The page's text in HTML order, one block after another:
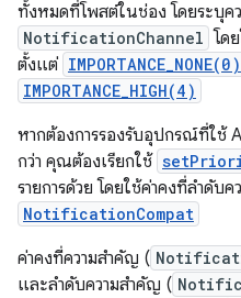
ทั้งหมดที่โพสต์ในช่อง โดยระบุค
NotificationChannel โด
ตั้งแต่ IMPORTANCE_NONE(0)
IMPORTANCE_HIGH(4)
หากต้องการรองรับอุปกรณ์ที่ใช้
กว่า คุณต้องเรียกใช้
รายการด้วย โดยใช้ค่าคงที่ลำดับ
NotificationCompat
ค่าคงที่ความสำคัญ (
และลำดับความสำคัญ (